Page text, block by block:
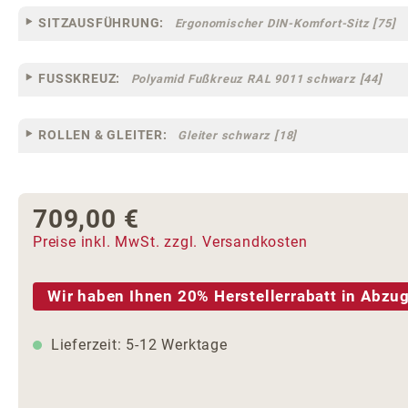
SITZAUSFÜHRUNG: Ergonomischer DIN-Komfort-Sitz [75]
FUSSKREUZ: Polyamid Fußkreuz RAL 9011 schwarz [44]
ROLLEN & GLEITER: Gleiter schwarz [18]
Regulärer Preis:
709,00 €
Preise inkl. MwSt. zzgl. Versandkosten
Wir haben Ihnen 20% Herstellerrabatt in
Lieferzeit: 5-12 Werktage